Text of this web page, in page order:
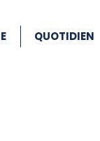
QUOTIDIEN